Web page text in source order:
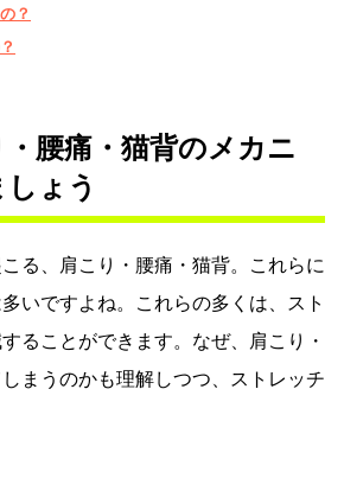
？
腰痛・猫背のメカニ
ょう
る、肩こり・腰痛・猫背。これらに
いですよね。これらの多くは、スト
ることができます。なぜ、肩こり・
まうのかも理解しつつ、ストレッチ